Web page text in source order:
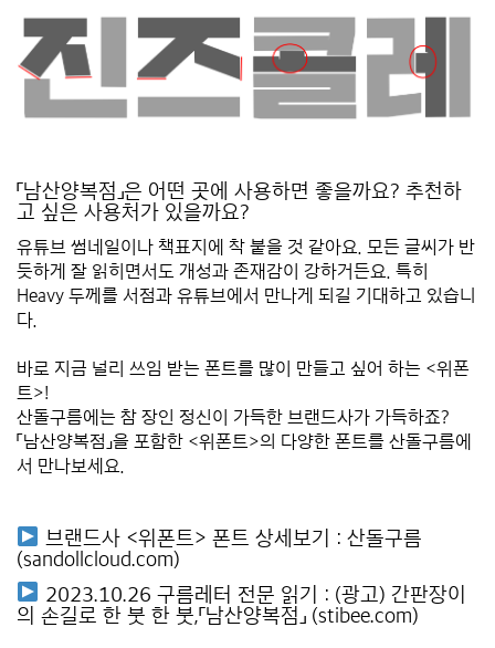
「남산양복점」은 어떤 곳에 사용하면 좋을까요? 추천하
고 싶은 사용처가 있을까요?
유튜브 썸네일이나 책표지에 착 붙을 것 같아요. 모든 글씨가 반
듯하게 잘 읽히면서도 개성과 존재감이 강하거든요. 특히
Heavy 두께를 서점과 유튜브에서 만나게 되길 기대하고 있습니
다.
바로 지금 널리 쓰임 받는 폰트를 많이 만들고 싶어 하는 <위폰
트>!
산돌구름에는 참 장인 정신이 가득한 브랜드사가 가득하죠?
「남산양복점」을 포함한 <위폰트>의 다양한 폰트를 산돌구름에
서 만나보세요.
브랜드사 <위폰트> 폰트 상세보기 : 산돌구름
(sandollcloud.com)
2023.10.26 구름레터 전문 읽기 : (광고) 간판장이
의 손길로 한 붓 한 붓,「남산양복점」 (stibee.com)